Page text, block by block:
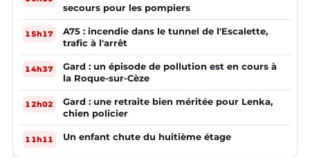
secours pour les pompiers
15h17
A75 : incendie dans le tunnel de l'Escalette,
trafic à l'arrêt
14h37
Gard : un épisode de pollution est en cours à
la Roque-sur-Cèze
12h02
Gard : une retraite bien méritée pour Lenka,
chien policier
11h11 Un enfant chute du huitième étage